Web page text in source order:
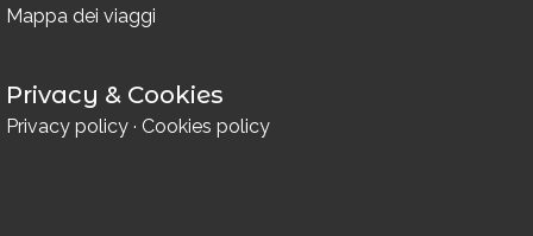
Mappa dei viaggi
Privacy & Cookies
Privacy policy · Cookies policy